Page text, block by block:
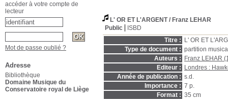
L' OR ET L'ARGENT/ Franz LEHAR
Public
ISBD
Titre :
L' OR ET
Type de document : partition
Auteurs :
Franz LEHAR
Editeur :
Londres :
Année de publication : s.d.
Importance : 7 p.
Format : 35 cm
accéder à votre compte de
lecteur
Mot de passe oublié ?
Adresse
Bibliothèque
Domaine Musique du
Conservatoire royal de Liège